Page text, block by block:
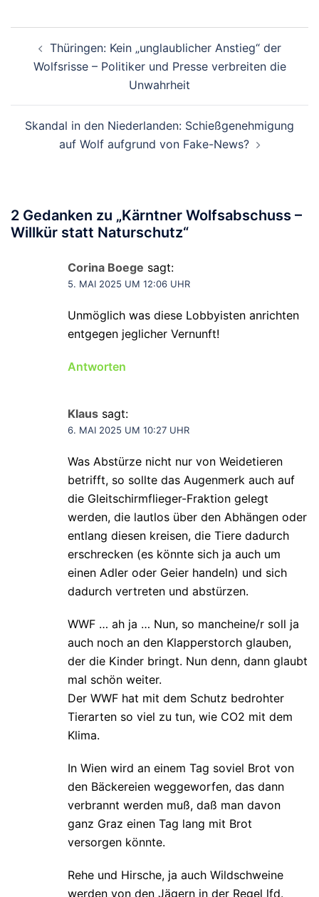
Thüringen: Kein „unglaublicher Anstieg“ der
Wolfsrisse – Politiker und Presse verbreiten die
Unwahrheit
Skandal in den Niederlanden: Schießgenehmigung
auf Wolf aufgrund von Fake-News?
2 Gedanken zu „Kärntner Wolfsabschuss –
Willkür statt Naturschutz“
Corina Boege sagt:
5. MAI 2025 UM 12:06 UHR
Unmöglich was diese Lobbyisten anrichten
entgegen jeglicher Vernunft!
Antworten
Klaus sagt:
6. MAI 2025 UM 10:27 UHR
Was Abstürze nicht nur von Weidetieren
betrifft, so sollte das Augenmerk auch auf
die Gleitschirmflieger-Fraktion gelegt
werden, die lautlos über den Abhängen oder
entlang diesen kreisen, die Tiere dadurch
erschrecken (es könnte sich ja auch um
einen Adler oder Geier handeln) und sich
dadurch vertreten und abstürzen.
WWF … ah ja … Nun, so mancheine/r soll ja
auch noch an den Klapperstorch glauben,
der die Kinder bringt. Nun denn, dann glaubt
mal schön weiter.
Der WWF hat mit dem Schutz bedrohter
Tierarten so viel zu tun, wie CO2 mit dem
Klima.
In Wien wird an einem Tag soviel Brot von
den Bäckereien weggeworfen, das dann
verbrannt werden muß, daß man davon
ganz Graz einen Tag lang mit Brot
versorgen könnte.
Rehe und Hirsche, ja auch Wildschweine
werden von den Jägern in der Regel lfd.